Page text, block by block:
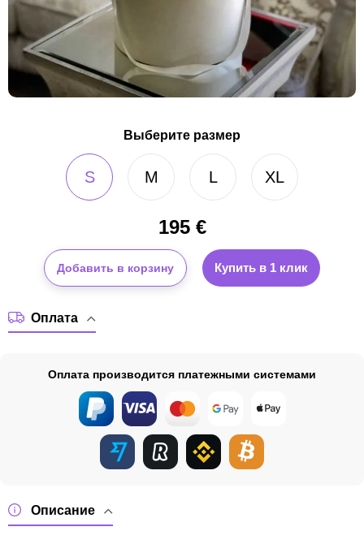
Выберите размер
S M L XL
195€
Добавить в корзину Купить в 1 клик
Описание
Оплата
Оплата производится платежными системами